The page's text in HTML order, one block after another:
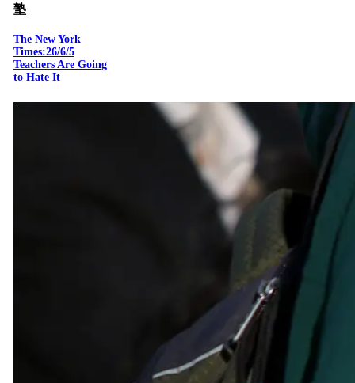
塾
The New York
Times:26/6/5
Teachers Are Going
to Hate It